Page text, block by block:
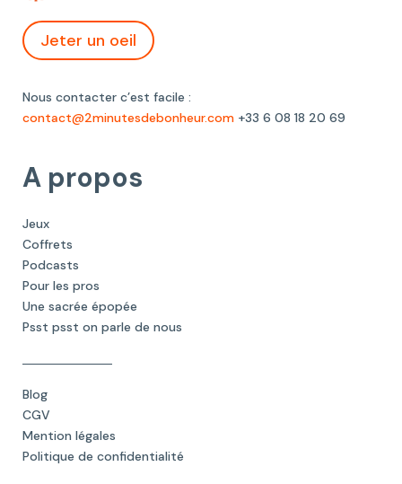
Jeter un oeil
Nous contacter c’est facile :
contact@2minutesdebonheur.com +33 6 08 18 20 69
A propos
Jeux
Coffrets
Podcasts
Pour les pros
Une sacrée épopée
Psst psst on parle de nous
Blog
CGV
Mention légales
Politique de confidentialité